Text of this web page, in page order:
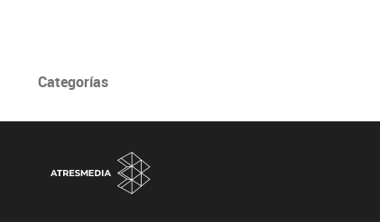
Categorías